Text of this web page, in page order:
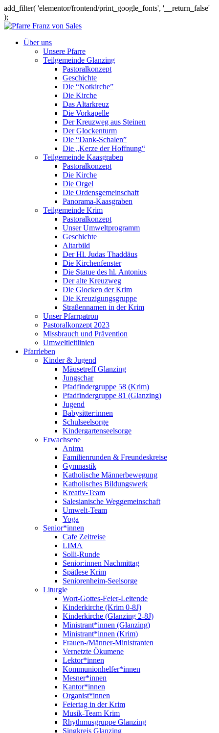
add_filter( 'elementor/frontend/print_google_fonts', '__return_false'
);
Über uns
Unsere Pfarre
Teilgemeinde Glanzing
Pastoralkonzept
Geschichte
Die “Notkirche”
Die Kirche
Das Altarkreuz
Die Vorkapelle
Der Kreuzweg aus Steinen
Der Glockenturm
Die “Dank-Schalen”
Die „Kerze der Hoffnung“
Teilgemeinde Kaasgraben
Pastoralkonzept
Die Kirche
Die Orgel
Die Ordensgemeinschaft
Panorama-Kaasgraben
Teilgemeinde Krim
Pastoralkonzept
Unser Umweltprogramm
Geschichte
Altarbild
Der Hl. Judas Thaddäus
Die Kirchenfenster
Die Statue des hl. Antonius
Der alte Kreuzweg
Die Glocken der Krim
Die Kreuzigungsgruppe
Straßennamen in der Krim
Unser Pfarrpatron
Pastoralkonzept 2023
Missbrauch und Prävention
Umweltleitlinien
Pfarrleben
Kinder & Jugend
Mäusetreff Glanzing
Jungschar
Pfadfindergruppe 58 (Krim)
Pfadfindergruppe 81 (Glanzing)
Jugend
Babysitter:innen
Schulseelsorge
Kindergartenseelsorge
Erwachsene
Anima
Familienrunden & Freundeskreise
Gymnastik
Katholische Männerbewegung
Katholisches Bildungswerk
Kreativ-Team
Salesianische Weggemeinschaft
Umwelt-Team
Yoga
Senior*innen
Cafe Zeitreise
LIMA
Solli-Runde
Senior:innen Nachmittag
Spätlese Krim
Seniorenheim-Seelsorge
Liturgie
Wort-Gottes-Feier-Leitende
Kinderkirche (Krim 0-8J)
Kinderkirche (Glanzing 2-8J)
Ministrant*innen (Glanzing)
Ministrant*innen (Krim)
Frauen-/Männer-Ministranten
Vernetzte Ökumene
Lektor*innen
Kommunionhelfer*innen
Mesner*innen
Kantor*innen
Organist*innen
Feiertag in der Krim
Musik-Team Krim
Rhythmusgruppe Glanzing
Singkreis Glanzing